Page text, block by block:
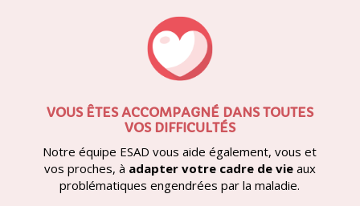
VOUS ÊTES ACCOMPAGNÉ DANS TOUTES
VOS DIFFICULTÉS
Notre équipe ESAD vous aide également, vous et
vos proches, à adapter votre cadre de vieaux
problématiques engendrées par la maladie.